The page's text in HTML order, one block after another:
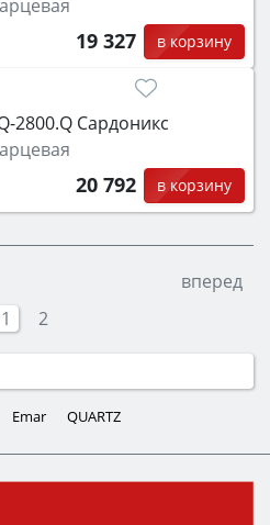
19 327 в корзину
2800.Q Сардоникс
20 792 в корзину
вперед
1
2
Emar QUARTZ